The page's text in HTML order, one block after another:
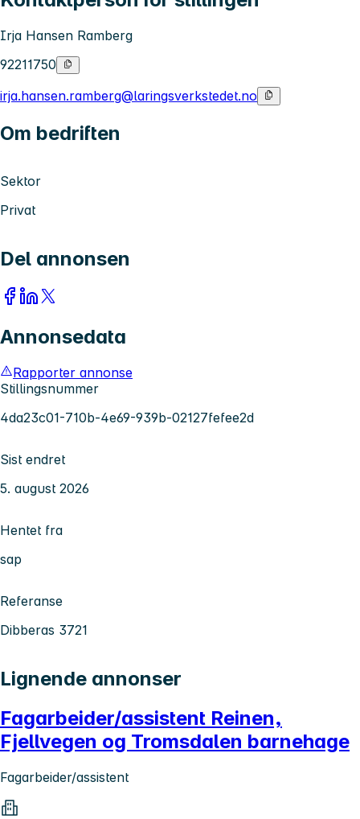
Irja Hansen Ramberg
92211750
irja.hansen.ramberg@laringsverkstedet.no
Om bedriften
Sektor
Privat
Del annonsen
Annonsedata
Rapporter annonse
Stillingsnummer
4da23c01-710b-4e69-939b-02127fefee2d
Sist endret
5. august 2026
Hentet fra
sap
Referanse
Dibberas 3721
Lignende annonser
Fagarbeider/assistent Reinen,
Fjellvegen og Tromsdalen barnehage
Fagarbeider/assistent